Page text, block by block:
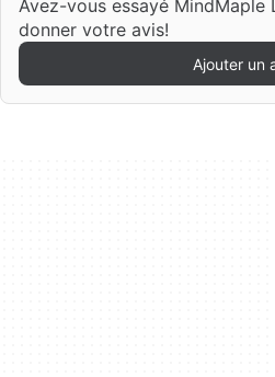
Avez-vous essayé MindMaple
donner votre avis!
Ajouter un